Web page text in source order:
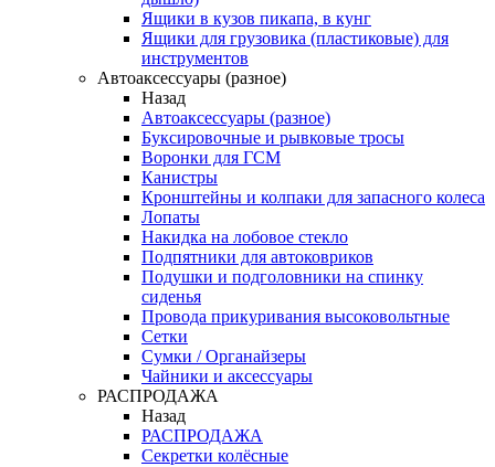
Ящики в кузов пикапа, в кунг
Ящики для грузовика (пластиковые) для
инструментов
Автоаксессуары (разное)
Назад
Автоаксессуары (разное)
Буксировочные и рывковые тросы
Воронки для ГСМ
Канистры
Кронштейны и колпаки для запасного колеса
Лопаты
Накидка на лобовое стекло
Подпятники для автоковриков
Подушки и подголовники на спинку
сиденья
Провода прикуривания высоковольтные
Сетки
Сумки / Органайзеры
Чайники и аксессуары
РАСПРОДАЖА
Назад
РАСПРОДАЖА
Секретки колёсные